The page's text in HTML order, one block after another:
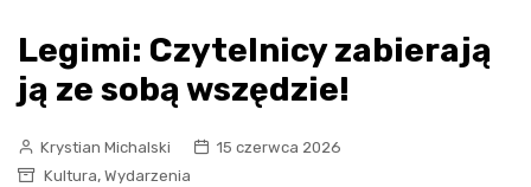
Legimi: Czytelnicy zabierają
ją ze sobą wszędzie!
Krystian Michalski
15 czerwca 2026
Kultura, Wydarzenia